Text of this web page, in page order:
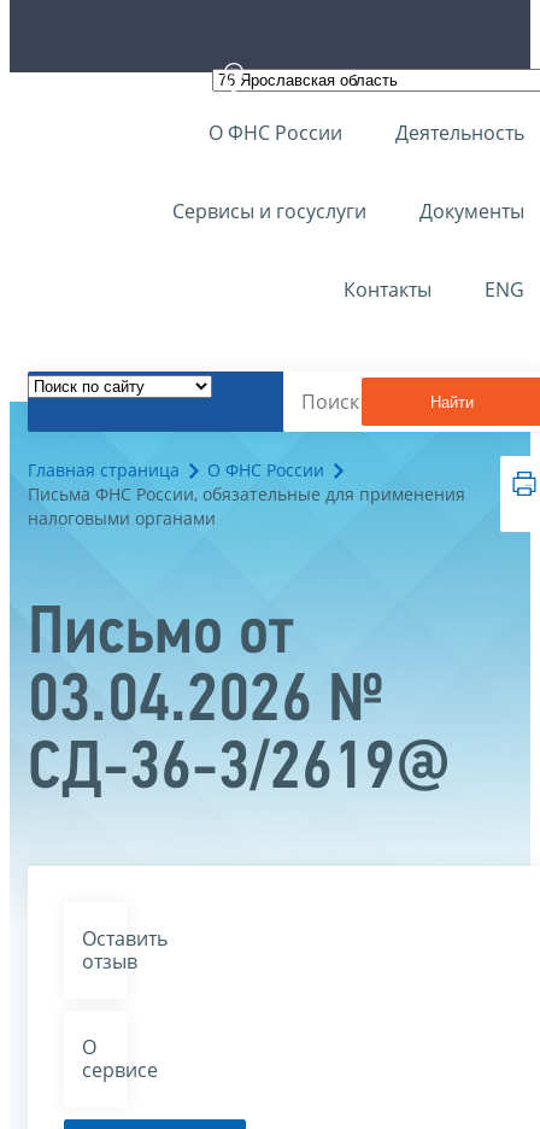
О ФНС России Деятельность
Сервисы и госуслуги Документы
Контакты ENG
Найти
Главная страница
О ФНС России
Письма ФНС России, обязательные для применения
налоговыми органами
Письмо от
03.04.2026 №
СД-36-3/2619@
Оставить
отзыв
О
сервисе